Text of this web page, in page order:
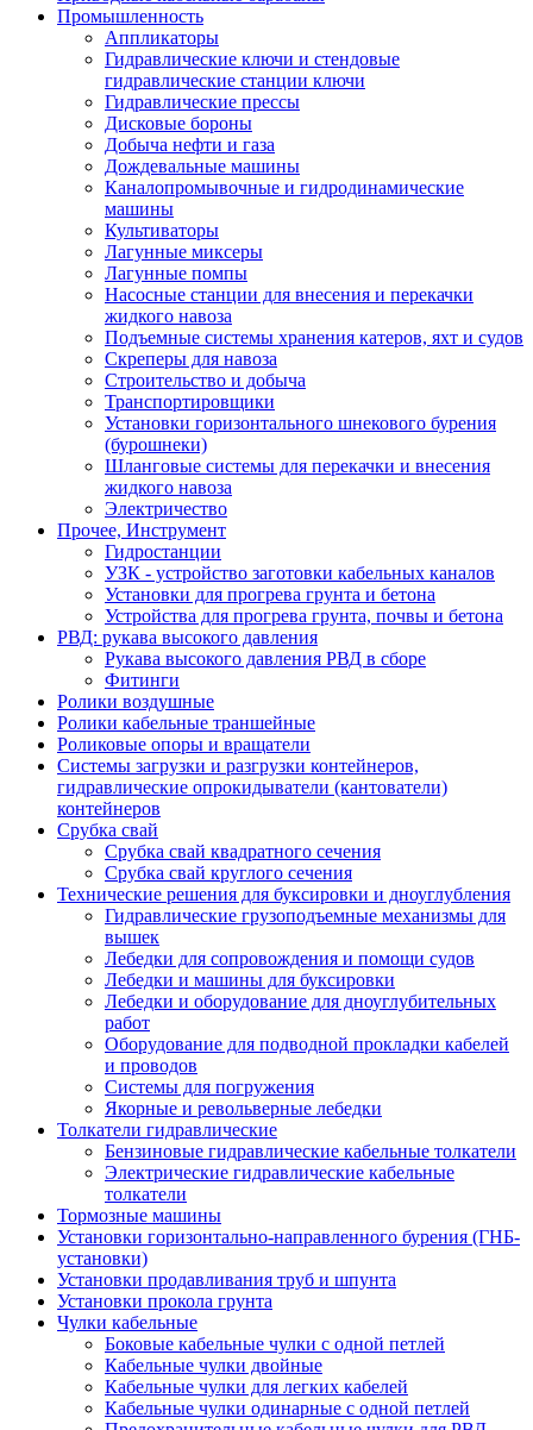
Промышленность
Аппликаторы
Гидравлические ключи и стендовые
гидравлические станции ключи
Гидравлические прессы
Дисковые бороны
Добыча нефти и газа
Дождевальные машины
Каналопромывочные и гидродинамические
машины
Культиваторы
Лагунные миксеры
Лагунные помпы
Насосные станции для внесения и перекачки
жидкого навоза
Подъемные системы хранения катеров, яхт и судов
Скреперы для навоза
Строительство и добыча
Транспортировщики
Установки горизонтального шнекового бурения
(бурошнеки)
Шланговые системы для перекачки и внесения
жидкого навоза
Электричество
Прочее, Инструмент
Гидростанции
УЗК - устройство заготовки кабельных каналов
Установки для прогрева грунта и бетона
Устройства для прогрева грунта, почвы и бетона
РВД: рукава высокого давления
Рукава высокого давления РВД в сборе
Фитинги
Ролики воздушные
Ролики кабельные траншейные
Роликовые опоры и вращатели
Системы загрузки и разгрузки контейнеров,
гидравлические опрокидыватели (кантователи)
контейнеров
Срубка свай
Срубка свай квадратного сечения
Срубка свай круглого сечения
Технические решения для буксировки и дноуглубления
Гидравлические грузоподъемные механизмы для
вышек
Лебедки для сопровождения и помощи судов
Лебедки и машины для буксировки
Лебедки и оборудование для дноуглубительных
работ
Оборудование для подводной прокладки кабелей
и проводов
Системы для погружения
Якорные и револьверные лебедки
Толкатели гидравлические
Бензиновые гидравлические кабельные толкатели
Электрические гидравлические кабельные
толкатели
Тормозные машины
Установки горизонтально-направленного бурения (ГНБ-
установки)
Установки продавливания труб и шпунта
Установки прокола грунта
Чулки кабельные
Боковые кабельные чулки с одной петлей
Кабельные чулки двойные
Кабельные чулки для легких кабелей
Кабельные чулки одинарные с одной петлей